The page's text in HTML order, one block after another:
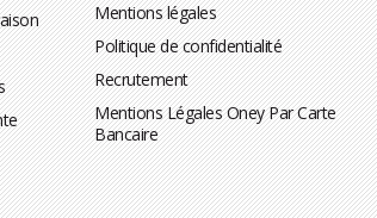
Mentions légales
Politique de confidentialité
Recrutement
Mentions Légales Oney Par Carte
Bancaire